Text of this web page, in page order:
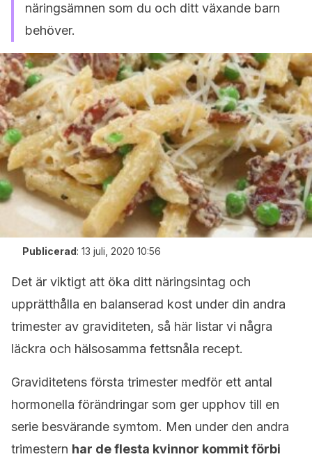
näringsämnen som du och ditt växande barn
behöver.
Publicerad: 13 juli, 2020 10:56
Det är viktigt att öka ditt näringsintag och
upprätthålla en balanserad kost under din andra
trimester av graviditeten, så här listar vi några
läckra och hälsosamma fettsnåla recept.
Graviditetens första trimester medför ett antal
hormonella förändringar som ger upphov till en
serie besvärande symtom. Men under den andra
trimestern har de flesta kvinnor kommit förbi